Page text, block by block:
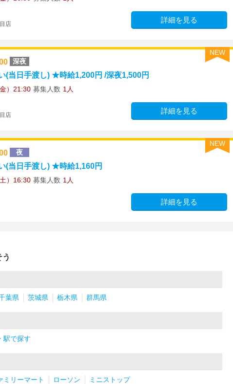
店
詳細を見る
NEW
深夜
(当日手渡し) ★時給1,200円 /深夜1,500円
）21:30 募集人数 1人
店
詳細を見る
NEW
夜
(当日手渡し) ★時給1,160円
）16:30 募集人数 1人
詳細を見る
葉県 茨城県 栃木県 群馬県
駅で探す
ミリーマート ローソン ミニストップ